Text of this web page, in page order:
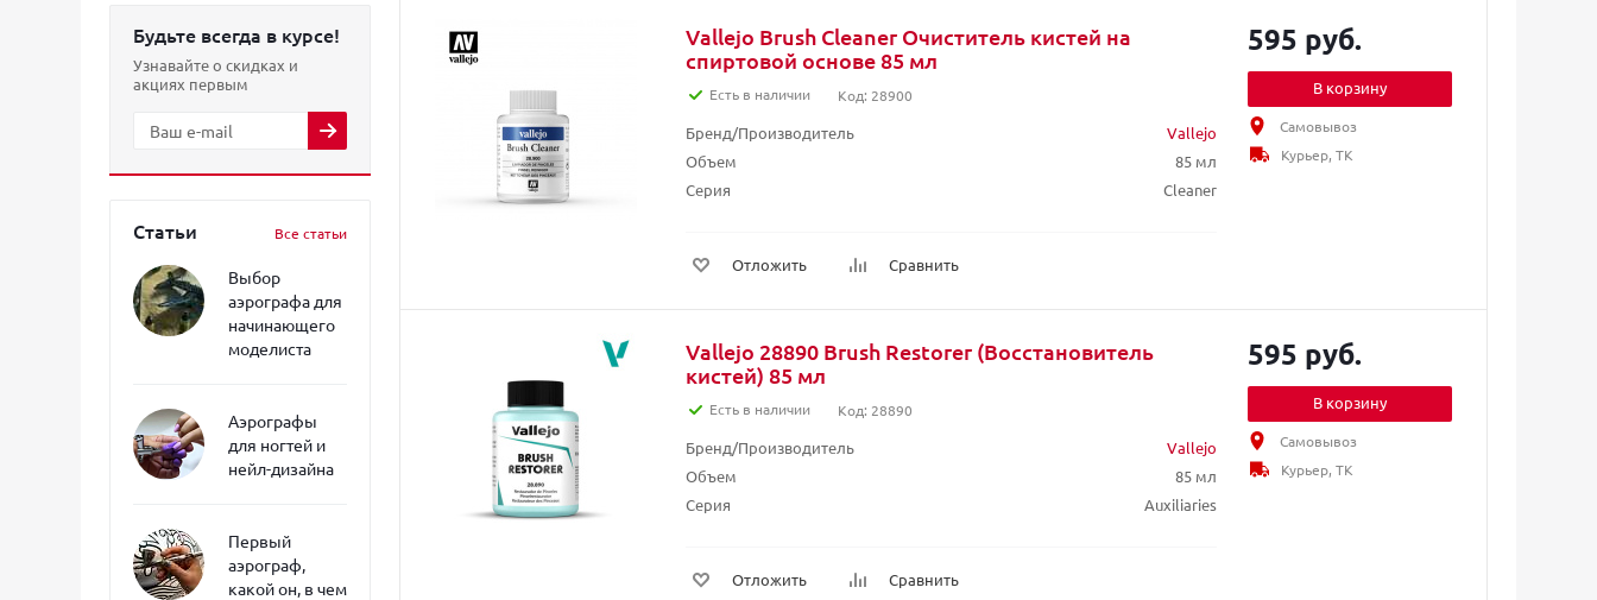
Будьте всегда в курсе!
Узнавайте о скидках и
акциях первым
Статьи Все статьи
Выбор
аэрографа для
начинающего
моделиста
Аэрографы
для ногтей и
нейл-дизайна
Первый
аэрограф,
какой он, в чем
Vallejo Brush Cleaner Очиститель кистей на
спиртовой основе 85 мл
Есть в наличии Код: 28900
Бренд/Производитель
Vallejo
Объем
85 мл
Серия
Cleaner
Отложить Сравнить
595 руб.
В корзину
Самовывоз
Курьер, ТК
Vallejo 28890 Brush Restorer (Восстановитель
кистей) 85 мл
Есть в наличии Код: 28890
Бренд/Производитель
Vallejo
Объем
85 мл
Серия
Auxiliaries
Отложить Сравнить
595 руб.
В корзину
Самовывоз
Курьер, ТК